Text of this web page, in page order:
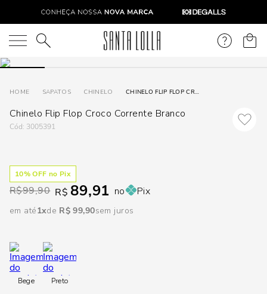
O que você está procurando?
SAPATOS CHINELO CHINELO FLIP FLOP CROCO CORRENTE BRANCO
Chinelo Flip Flop Croco Corrente Branco
: 3005391
10% OFF no Pix
R$99,90 R$ 89,91 no Pix
em até1 R$ 99,90sem juros
Bege Preto